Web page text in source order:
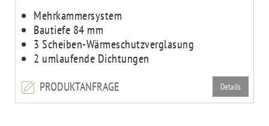
Mehrkammersystem
Bautiefe 84 mm
3 Scheiben-Wärmeschutzverglasung
2 umlaufende Dichtungen
PRODUKTANFRAGE
Details